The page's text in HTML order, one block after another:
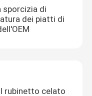
sporcizia di
dei piatti di
rubinetto celato